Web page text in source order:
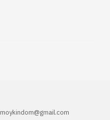
moykindom@gmail.com